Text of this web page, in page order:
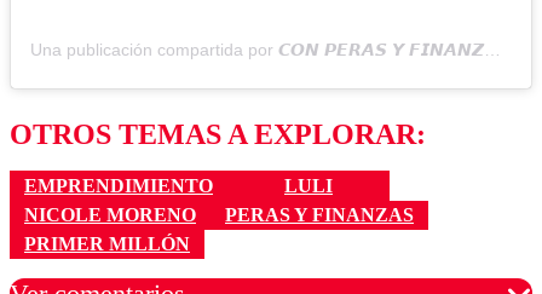
Una publicación compartida por 𝘾𝙊𝙉 𝙋𝙀𝙍𝘼𝙎 𝙔 𝙁𝙄𝙉𝘼𝙉𝙕𝘼𝙎 (@perasyfinanzas)
OTROS TEMAS A EXPLORAR:
EMPRENDIMIENTO
LULI
NICOLE MORENO
PERAS Y FINANZAS
PRIMER MILLÓN